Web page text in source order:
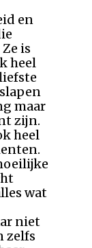
en
is
heel
maar
zijn.
heel
wat
niet
zelfs